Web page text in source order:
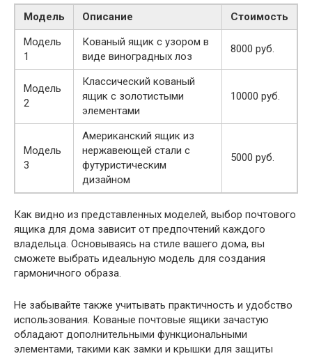
Модель Описание
Стоимость
Модель
1
Кованый ящик с узором в
виде виноградных лоз
8000 руб.
Модель
2
Классический кованый
ящик с золотистыми
элементами
10000 руб.
Модель
3
Американский ящик из
нержавеющей стали с
футуристическим
дизайном
5000 руб.
Как видно из представленных моделей, выбор почтового
ящика для дома зависит от предпочтений каждого
владельца. Основываясь на стиле вашего дома, вы
сможете выбрать идеальную модель для создания
гармоничного образа.
Не забывайте также учитывать практичность и удобство
использования. Кованые почтовые ящики зачастую
обладают дополнительными функциональными
элементами, такими как замки и крышки для защиты